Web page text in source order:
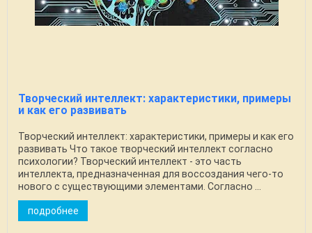
Творческий интеллект: характеристики, примеры
и как его развивать
Творческий интеллект: характеристики, примеры и как его
развивать Что такое творческий интеллект согласно
психологии? Творческий интеллект - это часть
интеллекта, предназначенная для воссоздания чего-то
нового с существующими элементами. Согласно ...
подробнее